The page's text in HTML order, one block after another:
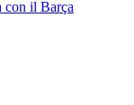
con il Barça